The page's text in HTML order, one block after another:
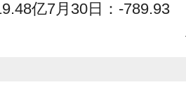
亿7月30日：-789.93